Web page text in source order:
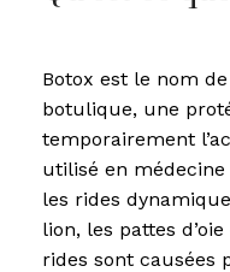
Botox est le nom
botulique, une
temporairement
utilisé en
les rides
lion, les pattes
rides sont causées